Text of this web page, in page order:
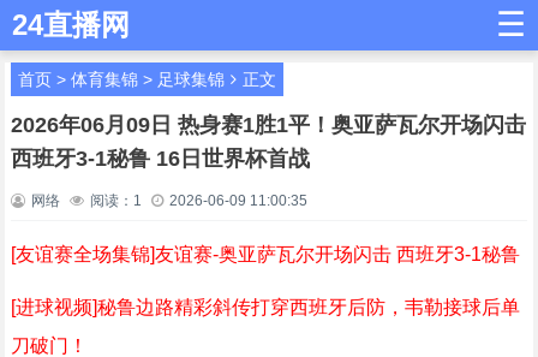
24直播网 ☰
首页> 体育集锦> 足球集锦 正文
2026年06月09日 热身赛1胜1平！奥亚萨瓦尔开场闪击
西班牙3-1秘鲁 16日世界杯首战
网络 阅读： 1 2026-06-09 11:00:35
[友谊赛全场集锦]友谊赛-奥亚萨瓦尔开场闪击 西班牙3-1秘鲁
[进球视频]秘鲁边路精彩斜传打穿西班牙后防，韦勒接球后单
刀破门！